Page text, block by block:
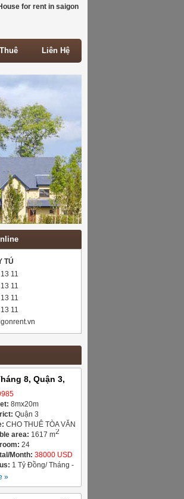
for rent in saigon
Liên Hệ
Liên Hệ
TÚ
11
11
11
11
8, Quận 3,
8mx20m
Quận 3
CHO THUÊ TÒA VĂN
/ OFFICE
FOR LEASE
area: 1617 m2
24
Month: 38000 USD
1 Tỷ Đồng/ Tháng -
2026
»